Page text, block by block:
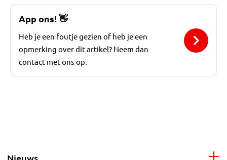
App ons!👋
Heb je een foutje gezien of heb je een
opmerking over dit artikel? Neem dan
contact met ons op.